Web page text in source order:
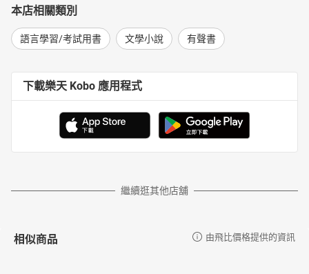
本店相關類別
語言學習/考試用書 文學小說 有聲書
下載樂天 Kobo 應用程式
繼續逛其他店舖
相似商品 由飛比價格提供的資訊